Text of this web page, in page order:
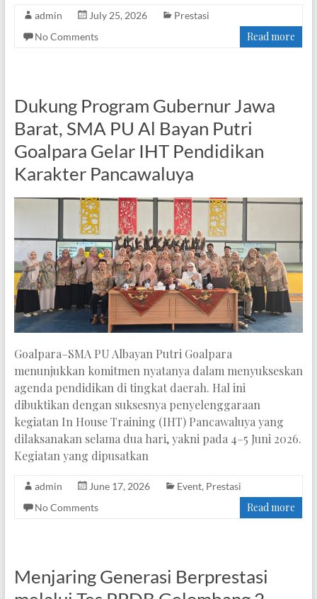
admin July 25, 2026
Prestasi
No Comments
Read more
Dukung Program Gubernur Jawa
Barat, SMA PU Al Bayan Putri
Goalpara Gelar IHT Pendidikan
Karakter Pancawaluya
Goalpara–SMA PU Albayan Putri Goalpara
menunjukkan komitmen nyatanya dalam menyukseskan
agenda pendidikan di tingkat daerah. Hal ini
dibuktikan dengan suksesnya penyelenggaraan
kegiatan In House Training (IHT) Pancawaluya yang
dilaksanakan selama dua hari, yakni pada 4–5 Juni 2026.
Kegiatan yang dipusatkan
admin June 17, 2026 Event, Prestasi
No Comments
Read more
Menjaring Generasi Berprestasi